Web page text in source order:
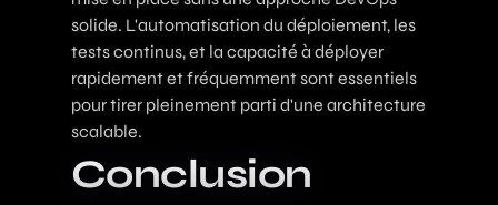
solide. L'automatisation du déploiement, les
tests continus, et la capacité à déployer
rapidement et fréquemment sont essentiels
pour tirer pleinement parti d'une architecture
scalable.
Conclusion